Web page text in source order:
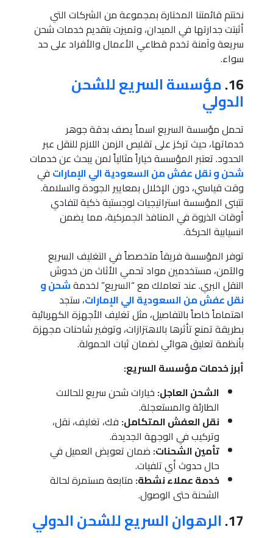
نختتم قائمتنا المختارة بمجموعة من الشركات التي
أثبتت جدارتها في الميدان، وتميزت بتقديم خدمات شحن
سريعة وآمنة تخدم قطاعي الأعمال والأفراد على حد
سواء.
16. مؤسسة السريع للشحن
الدولي
تحمل مؤسسة السريع اسماً يصف بدقة جوهر
خدماتها، حيث تركز على تقليص الزمن اللازم للنقل عبر
الحدود. تعتبر المؤسسة خياراً مثالياً لمن يبحث عن خدمات
شحن و نقل عفش من السعودية الي الإمارات في
وقت قياسي، دون الإخلال بمعايير الجودة والسلامة.
تتبنى المؤسسة استراتيجيات لوجستية ذكية لتفادي
أوقات الذروة في المنافذ الجمركية، مما يضمن
انسيابية الحركة.
توفر المؤسسة فريقاً متخصصاً في التغليف السريع
والآمن، مستخدمين مواد تحمي الأثاث من خدوش
النقل البري. عند تعاملك مع “السريع” لخدمةشحن و
نقل عفش من السعودية الي الإمارات، ستجد
اهتماماً خاصاً بالتفاصيل، مثل تغليف الأجهزة الكهربائية
بطريقة تمنع تأثرها بالاهتزازات، وتوفير شاحنات مجهزة
بأنظمة تعليق هوائي لضمان ثبات الحمولة.
أبرز خدمات مؤسسة السريع:
الشحن العاجل: خيارات شحن سريع للحالات
الطارئة والمستعجلة.
نقل العفش المتكامل: فك، تغليف، نقل،
وتركيب في الوجهة الجديدة.
تأمين الشحنات: ضمان تعويض العميل في
حال حدوث أي تلفيات.
خدمة عملاء نشطة: متابعة مستمرة لحالة
الشحنة حتى الوصول.
17. الرهوان السريع للشحن الدولي